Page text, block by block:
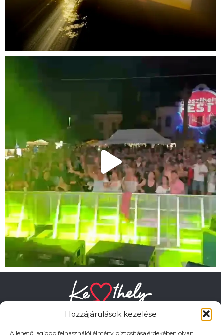
Hozzájárulások kezelése
A lehető legjobb felhasználói élmény biztosítása érdekében olyan